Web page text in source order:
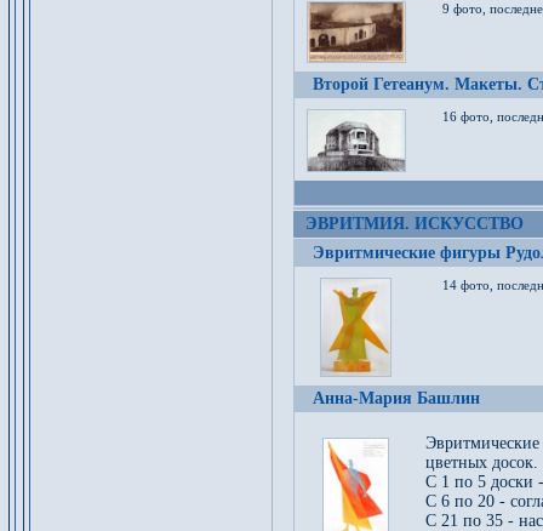
9 фото,
Второй Гетеанум. Макеты.
16 фото,
ЭВРИТМИЯ. ИСКУССТВО
Эвритмические фигуры
14 фото,
Анна-Мария Башлин
цветных досок.
С 1 по 5 доски
С 6 по 20 -
С 21 по 35 -